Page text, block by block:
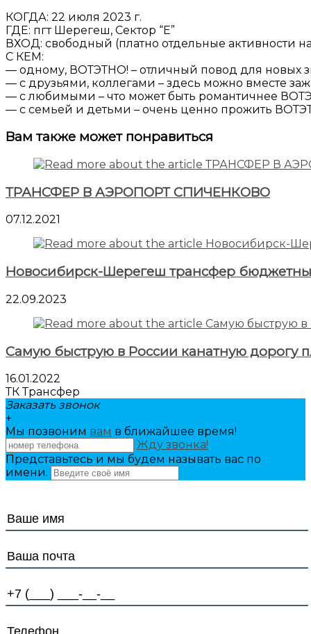
КОГДА: 22 июля 2023 г.
ГДЕ: пгт Шерегеш, Сектор “Е”
ВХОД: свободный (платно отдельные активности
С КЕМ:
— одному, ВОТЭТНО! – отличный повод для новых
— с друзьями, коллегами – здесь можно вместе
— с любимыми – что может быть романтичнее
— с семьей и детьми – очень ценно прожить
Вам также может понравиться
ТРАНСФЕР В АЭРОПОРТ СПИЧЕНКОВО
07.12.2021
Новосибирск-Шерегеш трансфер
22.09.2023
Самую быструю в России канатную дорогу
16.01.2022
ТК Трансфер
Заказать звонок
+
Мы позвоним вам в ближайшее время!
Жду звонка!
Представьтесь и мы будем называть вас по
имени.